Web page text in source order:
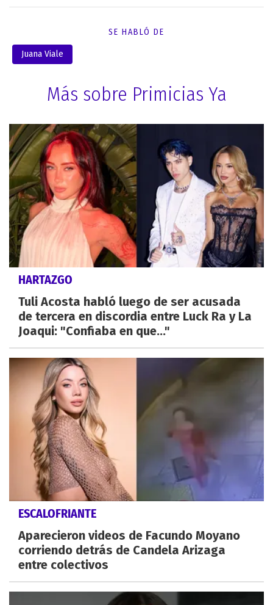
SE HABLÓ DE
Juana Viale
Más sobre Primicias Ya
HARTAZGO
Tuli Acosta habló luego de ser acusada
de tercera en discordia entre Luck Ra y La
Joaqui: "Confiaba en que..."
ESCALOFRIANTE
Aparecieron videos de Facundo Moyano
corriendo detrás de Candela Arizaga
entre colectivos